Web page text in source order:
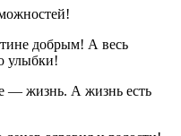
добрым! А весь
улыбки!
— жизнь. А жизнь есть